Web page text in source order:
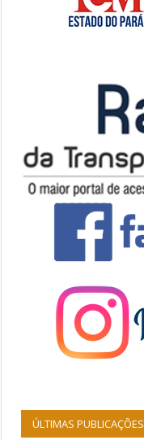
ÚLTIMAS PUBLICAÇÕES